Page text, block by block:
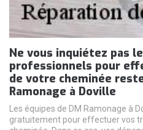
Ne vous inquiétez pas
professionnels pour
de votre cheminée
Ramonage à Doville
Les équipes de DM Ramonage à
gratuitement pour effectuer vos